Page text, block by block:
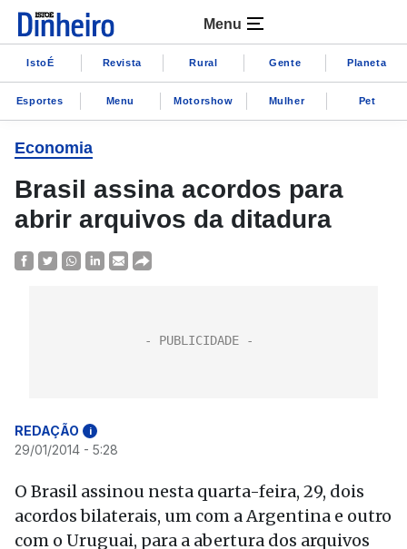
Menu
IstoÉ Revista Rural Gente Planeta
Esportes Menu Motorshow Mulher Pet
Economia
Brasil assina acordos para
abrir arquivos da ditadura
REDAÇÃO i
29/01/2014 - 5:28
O Brasil assinou nesta quarta-feira, 29, dois
acordos bilaterais, um com a Argentina e outro
com o Uruguai, para a abertura dos arquivos